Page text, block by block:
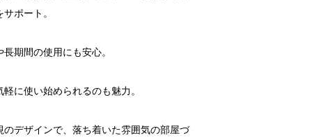
ポート。
期間の使用にも安心。
に使い始められるのも魅力。
のデザインで、落ち着いた雰囲気の部屋づ